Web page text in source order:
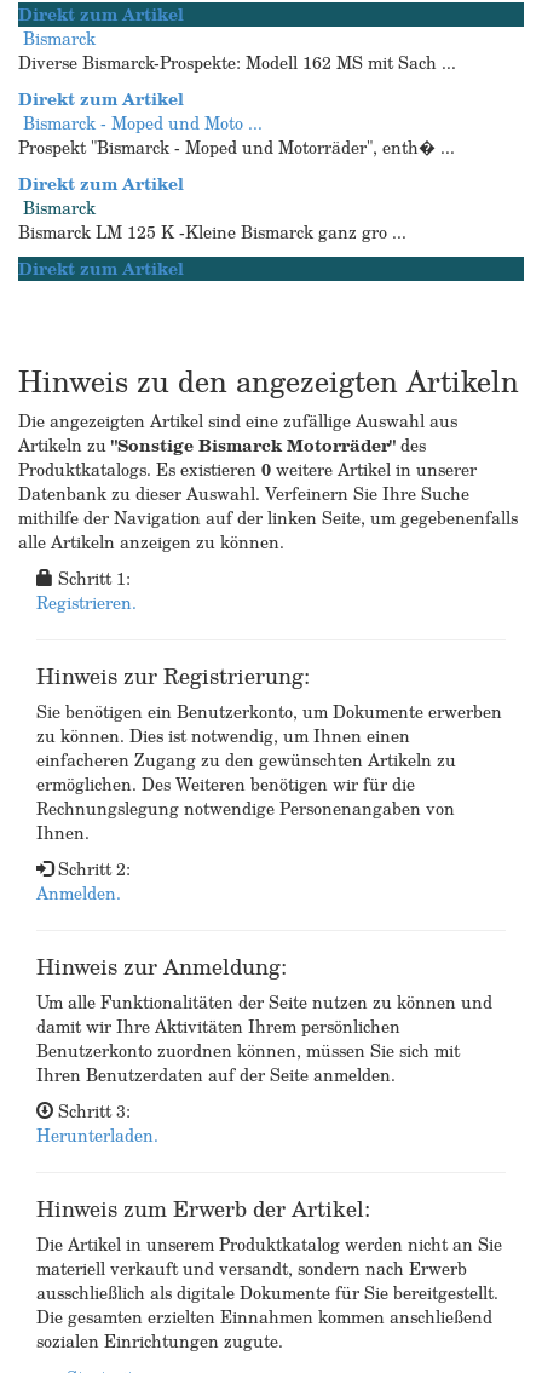
Direkt zum Artikel
Bismarck
Diverse Bismarck-Prospekte: Modell 162 MS mit Sach ...
Direkt zum Artikel
Bismarck - Moped und Moto ...
Prospekt "Bismarck - Moped und Motorräder", enth� ...
Direkt zum Artikel
Bismarck
Bismarck LM 125 K -Kleine Bismarck ganz gro ...
Direkt zum Artikel
Hinweis zu den angezeigten Artikeln
Die angezeigten Artikel sind eine zufällige Auswahl aus
Artikeln zu"Sonstige Bismarck Motorräder"des
Produktkatalogs. Es existieren0weitere Artikel in unserer
Datenbank zu dieser Auswahl. Verfeinern Sie Ihre Suche
mithilfe der Navigation auf der linken Seite, um gegebenenfalls
alle Artikeln anzeigen zu können.
Schritt 1:
Registrieren.
Hinweis zur Registrierung:
Sie benötigen ein Benutzerkonto, um Dokumente erwerben
zu können. Dies ist notwendig, um Ihnen einen
einfacheren Zugang zu den gewünschten Artikeln zu
ermöglichen. Des Weiteren benötigen wir für die
Rechnungslegung notwendige Personenangaben von
Ihnen.
Schritt 2:
Anmelden.
Hinweis zur Anmeldung:
Um alle Funktionalitäten der Seite nutzen zu können und
damit wir Ihre Aktivitäten Ihrem persönlichen
Benutzerkonto zuordnen können, müssen Sie sich mit
Ihren Benutzerdaten auf der Seite anmelden.
Schritt 3:
Herunterladen.
Hinweis zum Erwerb der Artikel:
Die Artikel in unserem Produktkatalog werden nicht an Sie
materiell verkauft und versandt, sondern nach Erwerb
ausschließlich als digitale Dokumente für Sie bereitgestellt.
Die gesamten erzielten Einnahmen kommen anschließend
sozialen Einrichtungen zugute.